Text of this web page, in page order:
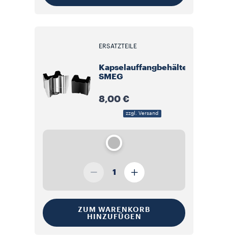
ERSATZTEILE
Kapselauffangbehälter
SMEG
8,00 €
zzgl. Versand
1
ZUM WARENKORB
HINZUFÜGEN